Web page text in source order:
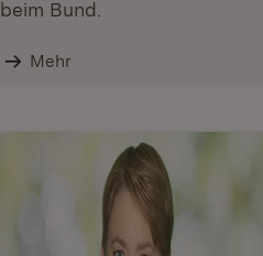
beim Bund.
Mehr